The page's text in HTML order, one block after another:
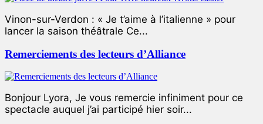
Vinon-sur-Verdon : « Je t’aime à l’italienne » pour
lancer la saison théâtrale Ce...
Remerciements des lecteurs d’Alliance
Bonjour Lyora, Je vous remercie infiniment pour ce
spectacle auquel j’ai participé hier soir...